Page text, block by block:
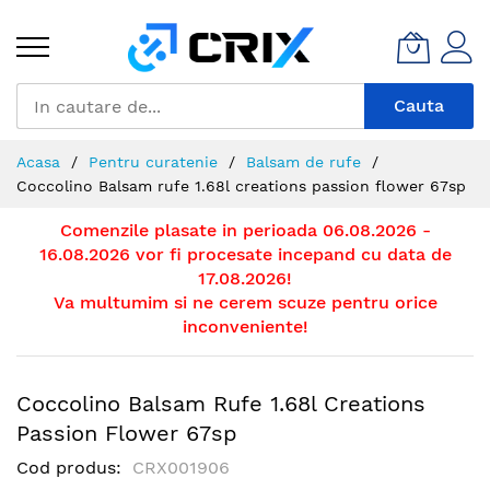
Continut
Cauta
Acasa Pentru curatenie
Balsam de rufe
Coccolino Balsam rufe 1.68l creations passion flower 67sp
Comenzile plasate in perioada 06.08.2026 -
16.08.2026 vor fi procesate incepand cu data de
17.08.2026!
Va multumim si ne cerem scuze pentru orice
inconveniente!
Coccolino Balsam Rufe 1.68l Creations
Passion Flower 67sp
Cod produs CRX001906